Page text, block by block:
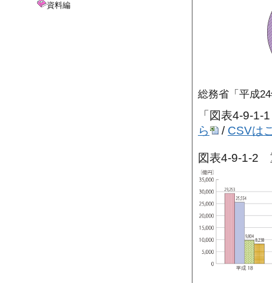
総務省「平成
「図表4-9-
ら
/ CSVは
図表4-9-1-2
資料編